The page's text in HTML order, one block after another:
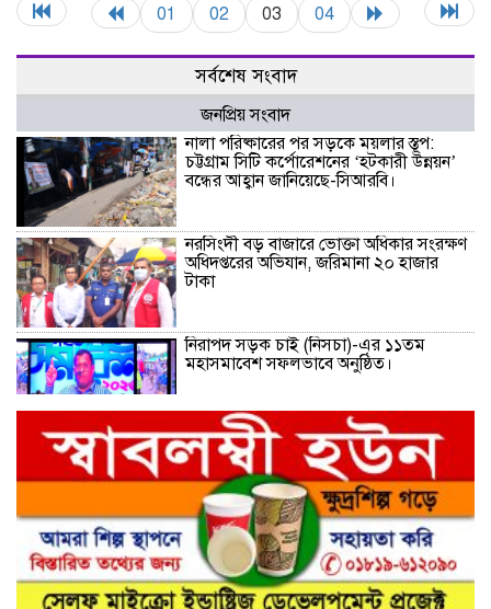
01 02 03 04
সর্বশেষ সংবাদ
জনপ্রিয় সংবাদ
নালা পরিষ্কারের পর সড়কে ময়লার স্তূপ:
চট্টগ্রাম সিটি কর্পোরেশনের ‘হটকারী উন্নয়ন’
বন্ধের আহ্বান জানিয়েছে-সিআরবি।
নরসিংদী বড় বাজারে ভোক্তা অধিকার সংরক্ষণ
অধিদপ্তরের অভিযান, জরিমানা ২০ হাজার
টাকা
নিরাপদ সড়ক চাই (নিসচা)-এর ১১তম
মহাসমাবেশ সফলভাবে অনুষ্ঠিত।
ভোক্তা অধিকার নিশ্চিত করতে ইউএনও’র
সঙ্গে সিআরবি ছাতক উপজেলা শাখার
মতবিনিময়
ভোক্তা অধিকার রক্ষায় উপজেলা প্রশাসনের
সঙ্গে সিআরবি কোম্পানীগঞ্জ উপজেলা শাখার
স্মারকলিপি হস্তান্তর